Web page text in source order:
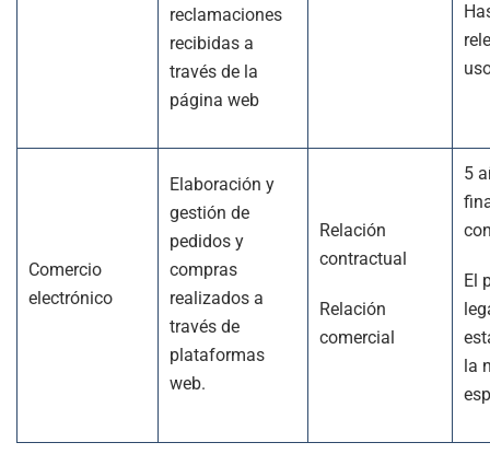
reclamaciones
recibidas a
través de la
página web
Comercio
electrónico
Elaboración y
gestión de
pedidos y
compras
realizados a
través de
plataformas
web.
Relación
contractual
Relación
comercial
5
El
la